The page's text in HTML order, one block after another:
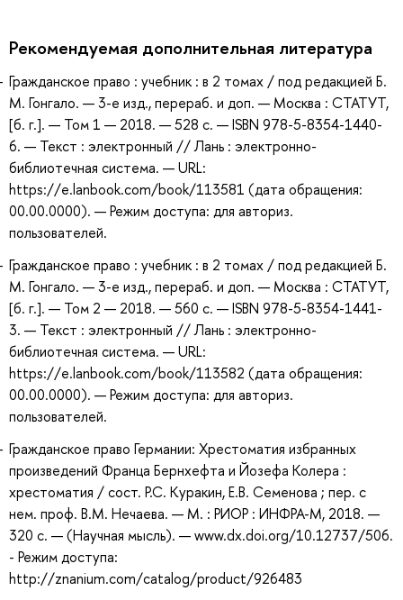
Рекомендуемая дополнительная литература
Гражданское право : учебник : в 2 томах / под редакцией Б.
М. Гонгало. — 3-е изд., перераб. и доп. — Москва : СТАТУТ,
[б. г.]. — Том 1 — 2018. — 528 с. — ISBN 978-5-8354-1440-
6. — Текст : электронный // Лань : электронно-
библиотечная система. — URL:
https://e.lanbook.com/book/113581 (дата обращения:
00.00.0000). — Режим доступа: для авториз.
пользователей.
Гражданское право : учебник : в 2 томах / под редакцией Б.
М. Гонгало. — 3-е изд., перераб. и доп. — Москва : СТАТУТ,
[б. г.]. — Том 2 — 2018. — 560 с. — ISBN 978-5-8354-1441-
3. — Текст : электронный // Лань : электронно-
библиотечная система. — URL:
https://e.lanbook.com/book/113582 (дата обращения:
00.00.0000). — Режим доступа: для авториз.
пользователей.
Гражданское право Германии: Хрестоматия избранных
произведений Франца Бернхефта и Йозефа Колера :
хрестоматия / сост. Р.С. Куракин, Е.В. Семенова ; пер. с
нем. проф. В.М. Нечаева. — М. : РИОР : ИНФРА-М, 2018. —
320 с. — (Научная мысль). — www.dx.doi.org/10.12737/506.
- Режим доступа:
http://znanium.com/catalog/product/926483